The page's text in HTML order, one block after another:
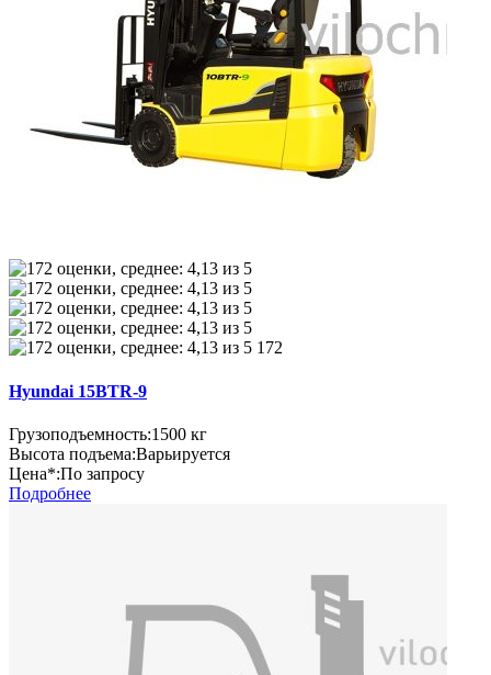
172
Hyundai 15BTR-9
Грузоподъемность:1500 кг
Высота подъема:Варьируется
Цена*:По запросу
Подробнее